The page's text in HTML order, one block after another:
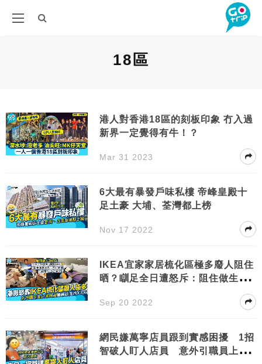
18區
港人對香港18區的刻板印象 冇入過
新界一定覺得有牛！？
Mar 31 2023
6大最有暴發戶味私樓 帝峰皇殿十
足土豪 大埔、荃灣都上榜
Nov 17 2022
IKEA宜家家居梳化區極多廢人阻住
晒？瞓足全日遭怒斥：阻住做生
Sep 20 2022
網民嫌萬寧店員跟到實感困擾 1招
智破人盯人店員 意外引職員上水